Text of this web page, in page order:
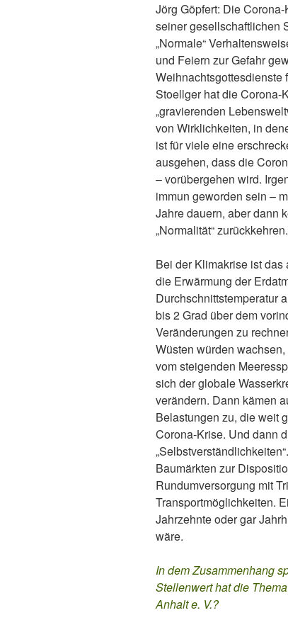
Jörg Göpfert: Die
seiner gesellschaftlichen
„Normale“
und Feiern zur Gefahr
Stoellger hat die Corona-
„gravierenden
von Wirklichkeiten, in
ist für viele eine
ausgehen, dass die
– vorübergehen wird.
immun geworden sein –
Jahre dauern, aber dann
„Normalität“ zurückkehren.
Bei der Klimakrise ist
die Erwärmung der
Durchschnittstemperatur
bis 2 Grad über dem
Veränderungen zu
Wüsten würden
vom steigenden
sich der globale
verändern. Dann kämen
Belastungen zu, die weit
Corona-Krise. Und dann
Baumärkten zur
Rundumversorgung mit
Transportmöglichkeiten.
Jahrzehnte oder gar
wäre.
In dem Zusammenhang
Stellenwert hat die
Anhalt e. V.?